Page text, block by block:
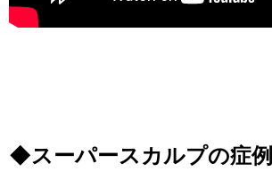
◆スーパースカルプの症例